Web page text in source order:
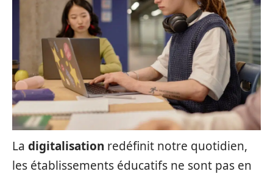
La digitalisation redéfinit notre quotidien,
les établissements éducatifs ne sont pas en